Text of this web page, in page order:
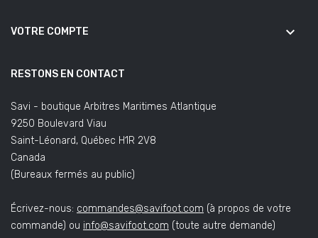
VOTRE COMPTE keyboard_arrow_down
RESTONS EN CONTACT
Savi - boutique Arbitres Maritimes Atlantique
9250 Boulevard Viau
Saint-Léonard, Québec H1R 2V8
Canada
(Bureaux fermés au public)
Écrivez-nous: commandes@savifoot.com (à propos de votre
commande) ou info@savifoot.com (toute autre demande)